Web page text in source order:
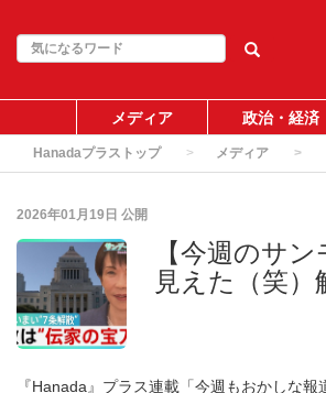
メディア 政治・経済
Hanadaプラストップ メディア
2026年01月19日 公開
【今週のサ
見えた（笑
『Hanada』プラス連載「今週もおかしな